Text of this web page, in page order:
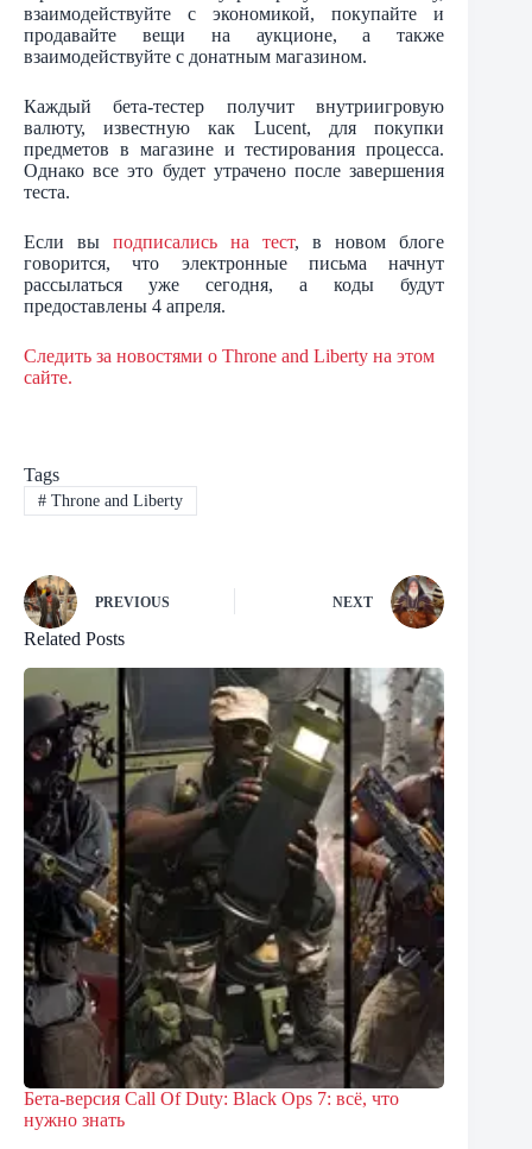
взаимодействуйте с экономикой, покупайте и
продавайте вещи на аукционе, а также
взаимодействуйте с донатным магазином.
Каждый бета-тестер получит внутриигровую
валюту, известную как Lucent, для покупки
предметов в магазине и тестирования процесса.
Однако все это будет утрачено после завершения
теста.
Если выподписались на тест, в новом блоге
говорится, что электронные письма начнут
рассылаться уже сегодня, а коды будут
предоставлены 4 апреля.
Следить за новостями о Throne and Liberty на этом
сайте.
Tags
#Throne and Liberty
PREVIOUS NEXT
Related Posts
Бета-версия Call Of Duty: Black Ops 7: всё, что
нужно знать